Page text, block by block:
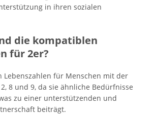
in ihren sozialen
die kompatiblen
für 2er?
Lebenszahlen für Menschen mit der
8 und 9, da sie ähnliche Bedürfnisse
zu einer unterstützenden und
beiträgt.